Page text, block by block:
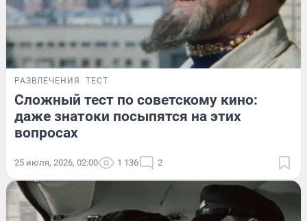
РАЗВЛЕЧЕНИЯ ТЕСТ
Сложный тест по советскому кино:
даже знатоки посыпятся на этих
вопросах
25 июля, 2026, 02:00 1 136 2